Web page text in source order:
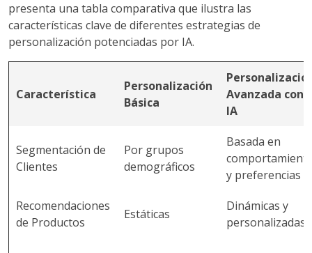
presenta una tabla comparativa que ilustra las
características clave de diferentes estrategias de
personalización potenciadas por IA.
Característica
Personalización
Básica
Avanzada con
IA
Segmentación de
Clientes
Por grupos
demográficos
Basada en
y preferencias
Recomendaciones
de Productos
Estáticas
Dinámicas y
personalizadas